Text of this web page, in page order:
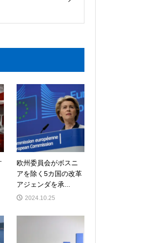
欧州委員会がボスニ
アを除く5カ国の改革
アジェンダを承...
2024.10.25